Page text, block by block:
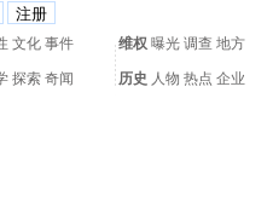
文化 事件 维权 曝光 调查 地方
探索 奇闻 历史 人物 热点 企业